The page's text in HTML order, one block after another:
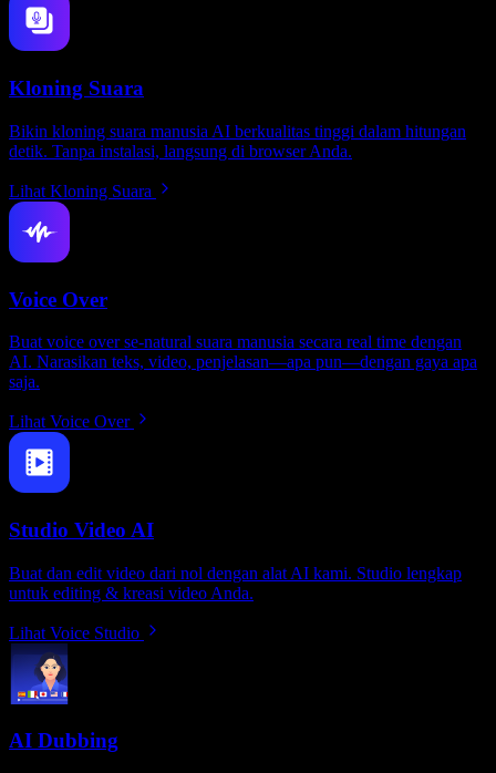
Kloning Suara
Bikin kloning suara manusia AI berkualitas tinggi dalam hitungan
detik. Tanpa instalasi, langsung di browser Anda.
Lihat Kloning Suara
Voice Over
Buat voice over se-natural suara manusia secara real time dengan
AI. Narasikan teks, video, penjelasan—apa pun—dengan gaya apa
saja.
Lihat Voice Over
Studio Video AI
Buat dan edit video dari nol dengan alat AI kami. Studio lengkap
untuk editing & kreasi video Anda.
Lihat Voice Studio
AI Dubbing